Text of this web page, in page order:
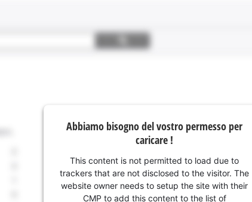
Abbiamo bisogno del vostro permesso per
caricare !
This content is not permitted to load due to
trackers that are not disclosed to the visitor. The
website owner needs to setup the site with their
CMP to add this content to the list of